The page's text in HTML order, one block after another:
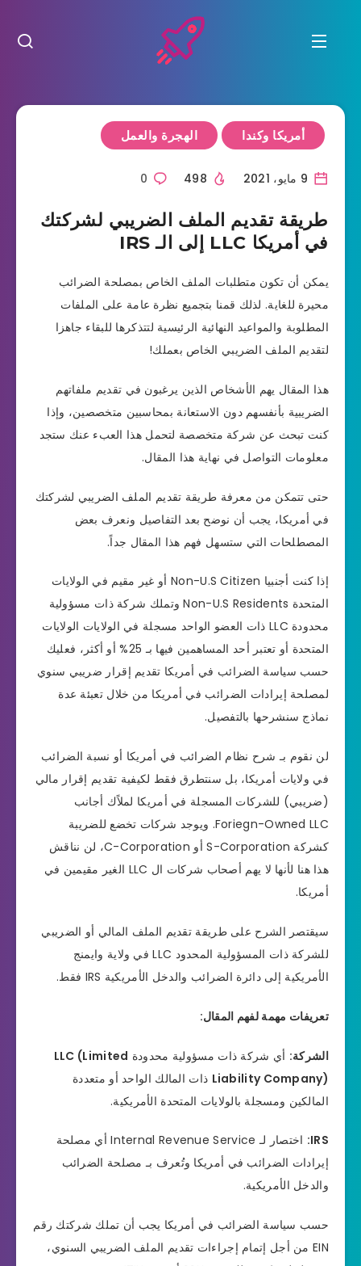
أمريكا وكندا الهجرة والعمل
0
طريقة تقديم الملف الضريبي لشركتك
في أمريكا LLC إلى الـ IRS
يمكن أن تكون متطلبات الملف الخاص بمصلحة الضرائب
محيرة للغاية. لذلك قمنا بتجميع نظرة عامة على الملفات
المطلوبة والمواعيد النهائية الرئيسية لتتذكرها للبقاء جاهزا
لتقديم الملف الضريبي الخاص بعملك!
هذا المقال يهم الأشخاص الذين يرغبون في تقديم ملفاتهم
الضريبية بأنفسهم دون الاستعانة بمحاسبين متخصصين، وإذا
كنت تبحث عن شركة متخصصة لتحمل هذا العبء عنك ستجد
معلومات التواصل في نهاية هذا المقال.
حتى تتمكن من معرفة طريقة تقديم الملف الضريبي لشركتك
في أمريكا، يجب أن نوضح بعد التفاصيل ونعرف بعض
المصطلحات التي ستسهل فهم هذا المقال جداً.
إذا كنت أجنبيا Non-U.S Citizen أو غير مقيم في الولايات
المتحدة Non-U.S Residents وتملك شركة ذات مسؤولية
محدودة LLC ذات العضو الواحد مسجلة في الولايات الولايات
المتحدة أو تعتبر أحد المساهمين فيها بـ 25% أو أكثر، فعليك
حسب سياسة الضرائب في أمريكا تقديم إقرار ضريبي سنوي
لمصلحة إيرادات الضرائب في أمريكا من خلال تعبئة عدة
نماذج سنشرحها بالتفصيل.
لن نقوم بـ شرح نظام الضرائب في أمريكا أو نسبة الضرائب
في ولايات أمريكا، بل سنتطرق فقط لكيفية تقديم إقرار مالي
(ضريبي) للشركات المسجلة في أمريكا لملاًك أجانب
Foriegn-Owned LLC. ويوجد شركات تخضع للضريبة
كشركة S-Corporation أو C-Corporation، لن نناقش
هذا هنا لأنها لا يهم أصحاب شركات ال LLC الغير مقيمين في
أمريكا.
سيقتصر الشرح على طريقة تقديم الملف المالي أو الضريبي
للشركة ذات المسؤولية المحدود LLC في ولاية وايمنج
الأمريكية إلى دائرة الضرائب والدخل الأمريكية IRS فقط.
تعريفات مهمة لفهم المقال:
الشركة: أي شركة ذات مسؤولية محدودة LLC (Limited
Liability Company) ذات المالك الواحد أو متعددة
المالكين ومسجلة بالولايات المتحدة الأمريكية.
IRS:
اختصار لـ Internal Revenue Service أي مصلحة
إيرادات الضرائب في أمريكا وتُعرف بـ مصلحة الضرائب
والدخل الأمريكية.
حسب سياسة الضرائب في أمريكا يجب أن تملك شركتك رقم
EIN من أجل إتمام إجراءات تقديم الملف الضريبي السنوي،